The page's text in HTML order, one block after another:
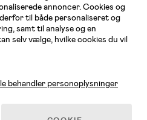
annoncer. Cookies og
til både personaliseret og
samt til analyse og en
selv vælge, hvilke cookies du vil
behandler personoplysninger